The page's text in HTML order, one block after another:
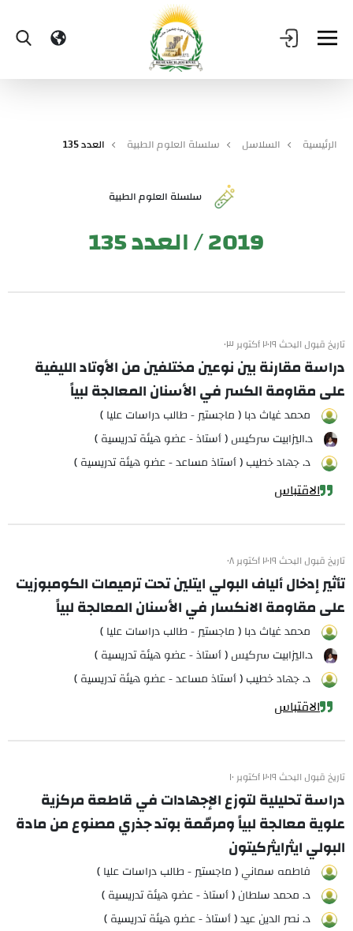
الرئيسية السلاسل سلسلة العلوم الطبية العدد 135
سلسلة العلوم الطبية
2019 / العدد 135
تاريخ قبول البحث ٢٠١٩ أكتوبر ٠٣
دراسة مقارنة بين نوعين مختلفين من الأوتاد الليفية
على مقاومة الكسر في الأسنان المعالجة لبياً
محمد غياث دبا ( ماجستير - طالب دراسات عليا )
د.اليزابيت سركيس ( أستاذ - عضو هيئة تدريسية )
د. جهاد خطيب ( أستاذ مساعد - عضو هيئة تدريسية )
الاقتباس
تاريخ قبول البحث ٢٠١٩ أكتوبر ٠٨
تأثير إدخال ألياف البولي ايتلين تحت ترميمات الكومبوزيت
على مقاومة الانكسار في الأسنان المعالجة لبياً
محمد غياث دبا ( ماجستير - طالب دراسات عليا )
د.اليزابيت سركيس ( أستاذ - عضو هيئة تدريسية )
د. جهاد خطيب ( أستاذ مساعد - عضو هيئة تدريسية )
الاقتباس
تاريخ قبول البحث ٢٠١٩ أكتوبر ١٠
دراسة تحليلية لتوزع الإجهادات في قاطعة مركزية
علوية معالجة لبياً ومرمّمة بوتد جذري مصنوع من مادة
البولي ايثرايثركيتون
فاطمه سماني ( ماجستير - طالب دراسات عليا )
د. محمد سلطان ( أستاذ - عضو هيئة تدريسية )
د. نصر الدين عيد ( أستاذ - عضو هيئة تدريسية )